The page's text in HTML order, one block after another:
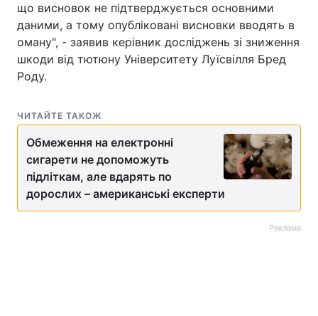
що висновок не підтверджується основними
даними, а тому опубліковані висновки вводять в
оману", - заявив керівник досліджень зі зниження
шкоди від тютюну Університету Луїсвілля Бред
Роду.
ЧИТАЙТЕ ТАКОЖ
Обмеження на електронні
сигарети не допоможуть
підліткам, але вдарять по
дорослих – американські експерти
Реклама